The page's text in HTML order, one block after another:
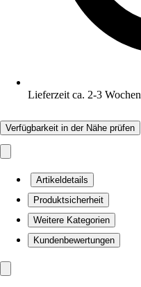
Lieferzeit ca. 2-3 Wochen
Verfügbarkeit in der Nähe prüfen
Artikeldetails
Produktsicherheit
Weitere Kategorien
Kundenbewertungen